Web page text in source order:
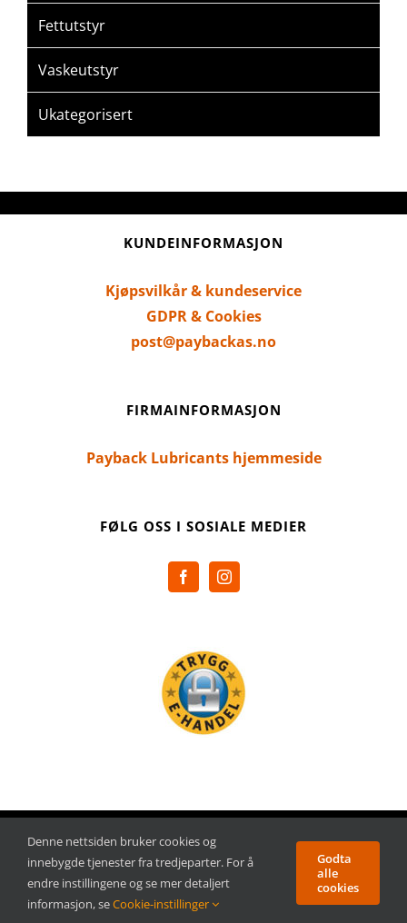
Fettutstyr
Vaskeutstyr
Ukategorisert
KUNDEINFORMASJON
Kjøpsvilkår & kundeservice
GDPR & Cookies
post@paybackas.no
FIRMAINFORMASJON
Payback Lubricants hjemmeside
FØLG OSS I SOSIALE MEDIER
Copyright Payback AB | All rights reserved
Facebook
Denne nettsiden bruker cookies og
innebygde tjenester fra tredjeparter. For å
endre instillingene og se mer detaljert
informasjon, seCookie-instillinger
Godta
alle
cookies